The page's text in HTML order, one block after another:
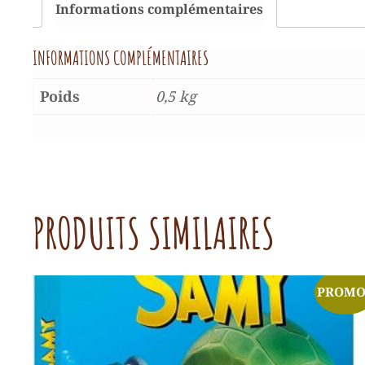
Informations complémentaires
INFORMATIONS COMPLÉMENTAIRES
Poids 0,5 kg
PRODUITS SIMILAIRES